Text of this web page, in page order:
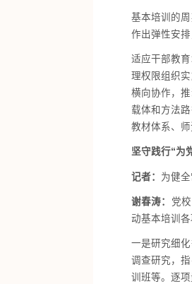
基本培训的
作出弹性安
适应干部教
理权限组织
横向协作，
载体和方法
教材体系、师
坚守践行“为
记者： 为健
谢春涛： 党
动基本培训
一是研究细
调查研究，
训班等。逐